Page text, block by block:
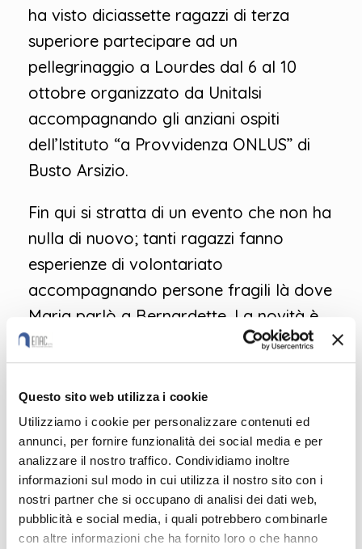
Questo sito web utilizza i cookie
Utilizziamo i cookie per personalizzare contenuti ed
annunci, per fornire funzionalità dei social media e per
analizzare il nostro traffico. Condividiamo inoltre
informazioni sul modo in cui utilizza il nostro sito con i
nostri partner che si occupano di analisi dei dati web,
pubblicità e social media, i quali potrebbero combinarle
con altre informazioni che ha fornito loro o che hanno
ha visto diciassette ragazzi di terza
superiore partecipare ad un
pellegrinaggio a Lourdes dal 6 al 10
ottobre organizzato da Unitalsi
accompagnando gli anziani ospiti
dell’Istituto “a Provvidenza ONLUS” di
Busto Arsizio.
Fin qui si stratta di un evento che non ha
nulla di nuovo; tanti ragazzi fanno
esperienze di volontariato
accompagnando persone fragili là dove
Maria parlò a Bernardette. La novità è
nell’origine del progetto e del metodo
relazionale con cui + stato condotto.
“La Provvidenza OINLUS”, una delle RSA
storiche del territorio, è nata qualche
anno fa per attivare progetti di
Alternanza scuola lavoro (PCTO). Dalla
stima e dalla reciproca fiducia è